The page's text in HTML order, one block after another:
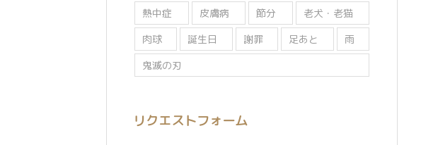
熱中症
皮膚病 節分
老犬・老猫
肉球
誕生日 謝罪 足あと
雨
鬼滅の刃
リクエストフォーム